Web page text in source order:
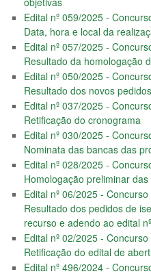
Edital nº 059/2025 -
Data, hora e local da
Edital nº 057/2025 -
Resultado da homologação
Edital nº 050/2025 -
Resultado dos novos
Edital nº 037/2025 -
Retificação do cronograma
Edital nº 030/2025 -
Nominata das bancas das
Edital nº 028/2025 -
Homologação preliminar
Edital nº 06/2025 -
Resultado dos pedidos de
recurso e adendo ao edital
Edital nº 02/2025 -
Retificação do edital de
Edital nº 496/2024 -